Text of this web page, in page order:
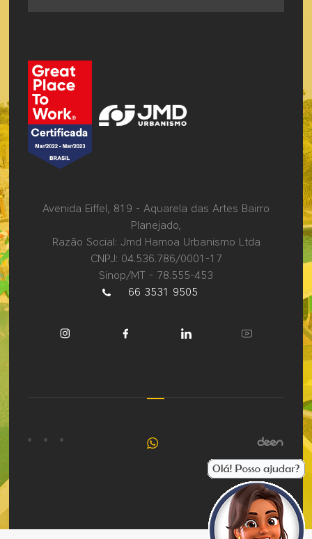
Avenida Eiffel, 819 - Aquarela das Artes Bairro
Planejado,
Razão Social: Jmd Hamoa Urbanismo Ltda
CNPJ: 04.536.786/0001-17
Sinop/MT - 78.555-453
66 3531 9505